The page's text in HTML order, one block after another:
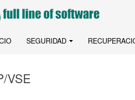
SEGURIDAD
VSE